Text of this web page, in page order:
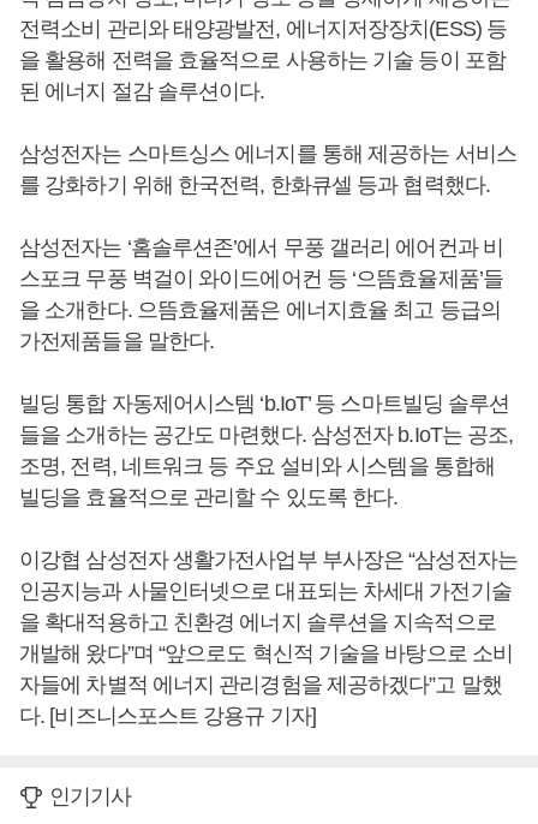
전력소비 관리와 태양광발전, 에너지저장장치(ESS) 등
을 활용해 전력을 효율적으로 사용하는 기술 등이 포함
된 에너지 절감 솔루션이다.
삼성전자는 스마트싱스 에너지를 통해 제공하는 서비스
를 강화하기 위해 한국전력, 한화큐셀 등과 협력했다.
삼성전자는 ‘홈솔루션존’에서 무풍 갤러리 에어컨과 비
스포크 무풍 벽걸이 와이드에어컨 등 ‘으뜸효율제품’들
을 소개한다. 으뜸효율제품은 에너지효율 최고 등급의
가전제품들을 말한다.
빌딩 통합 자동제어시스템 ‘b.IoT’ 등 스마트빌딩 솔루션
들을 소개하는 공간도 마련했다. 삼성전자 b.IoT는 공조,
조명, 전력, 네트워크 등 주요 설비와 시스템을 통합해
빌딩을 효율적으로 관리할 수 있도록 한다.
이강협 삼성전자 생활가전사업부 부사장은 “삼성전자는
인공지능과 사물인터넷으로 대표되는 차세대 가전기술
을 확대적용하고 친환경 에너지 솔루션을 지속적으로
개발해 왔다”며 “앞으로도 혁신적 기술을 바탕으로 소비
자들에 차별적 에너지 관리경험을 제공하겠다”고 말했
다. [비즈니스포스트 강용규 기자]
인기기사